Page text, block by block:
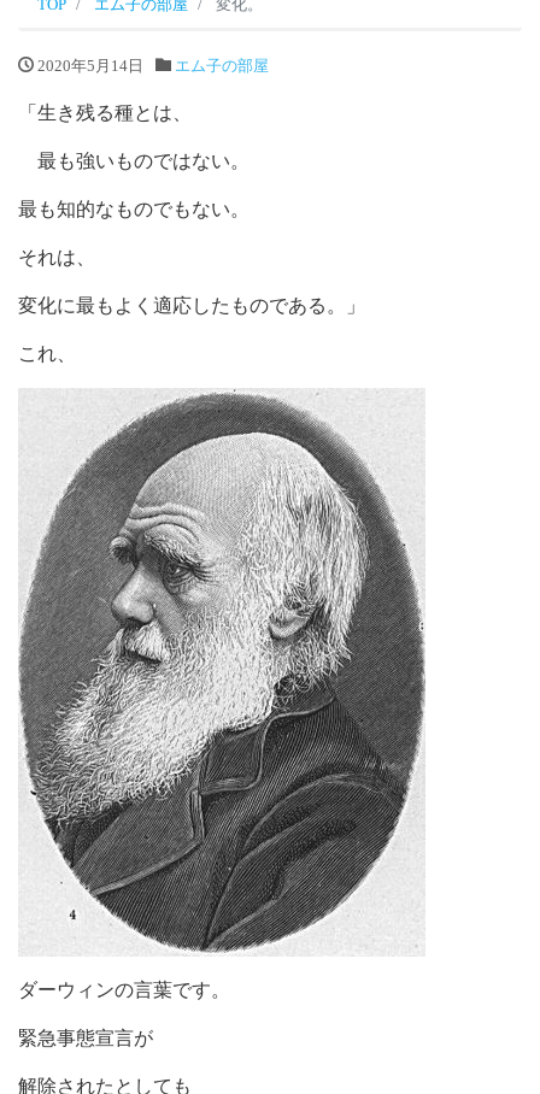
TOP エム子の部屋 変化。
2020年5月14日 エム子の部屋
「生き残る種とは、
最も強いものではない。
最も知的なものでもない。
それは、
変化に最もよく適応したものである。」
これ、
ダーウィンの言葉です。
緊急事態宣言が
解除されたとしても